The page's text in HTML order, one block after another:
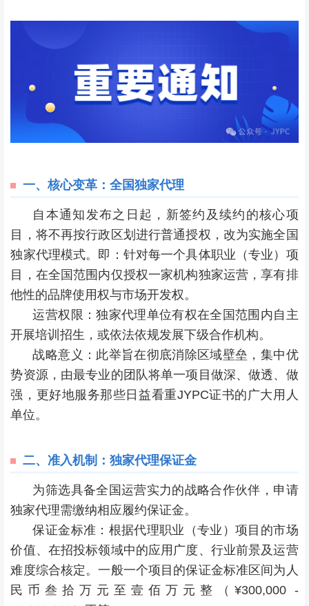
一、核心变革：全国独家代理
自本通知发布之日起，新签约及续约的核心项
目，将不再按行政区划进行普通授权，改为实施全国
独家代理模式。即：针对每一个具体职业（专业）项
目，在全国范围内仅授权一家机构独家运营，享有排
他性的品牌使用权与市场开发权。
运营权限：独家代理单位有权在全国范围内自主
开展培训招生，或依法依规发展下级合作机构。
战略意义：此举旨在彻底消除区域壁垒，集中优
势资源，由最专业的团队将单一项目做深、做透、做
强，更好地服务那些日益看重JYPC证书的广大用人
单位。
二、准入机制：独家代理保证金
为筛选具备全国运营实力的战略合作伙伴，申请
独家代理需缴纳相应履约保证金。
保证金标准：根据代理职业（专业）项目的市场
价值、在招投标领域中的应用广度、行业前景及运营
难度综合核定。一般一个项目的保证金标准区间为人
民币叁拾万元至壹佰万元整（¥300,000 -